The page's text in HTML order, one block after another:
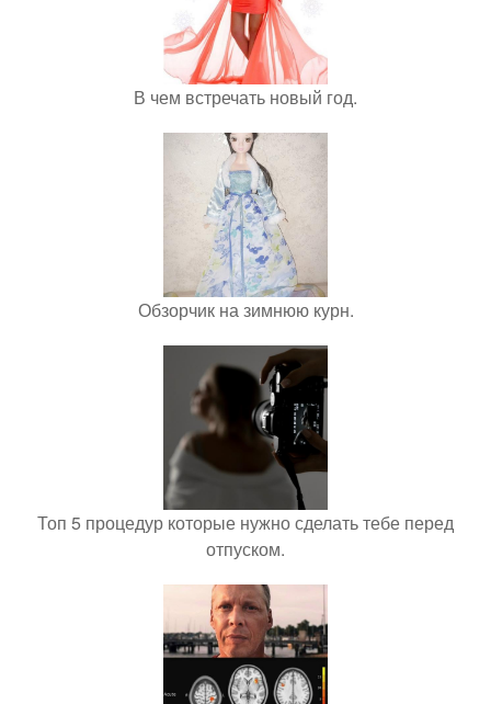
В чем встречать новый год.
Обзорчик на зимнюю курн.
Топ 5 процедур которые нужно сделать тебе перед
отпуском.